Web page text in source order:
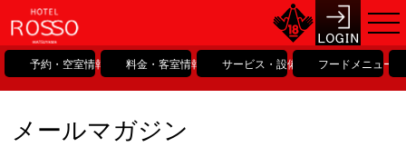
予約・空室情報 料金・客室情報 サービス・設備情報フードメニュー
メールマガジン